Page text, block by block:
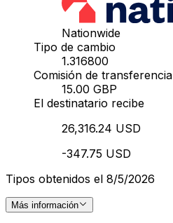
Nationwide
Tipo de cambio
1.316800
Comisión de transferencia
15.00 GBP
El destinatario recibe
26,316.24 USD
-347.75 USD
Tipos obtenidos el 8/5/2026
Más información